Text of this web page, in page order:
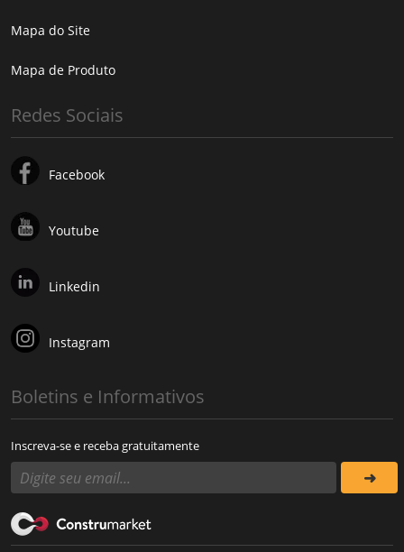
Mapa do Site
Mapa de Produto
Redes Sociais
Facebook
Youtube
Linkedin
Instagram
Boletins e Informativos
Inscreva-se e receba gratuitamente